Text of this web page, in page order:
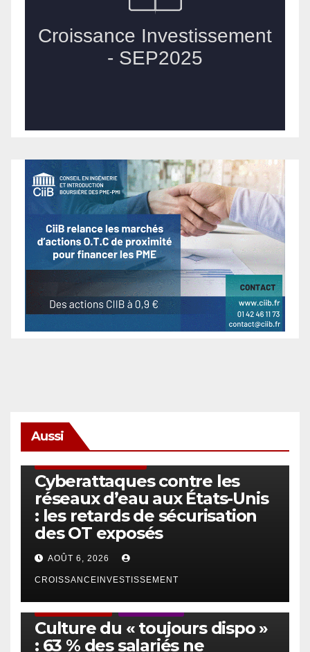
Aussi
Cyberattaques contre les
réseaux d’eau aux États-Unis
: les retards de sécurisation
des OT exposés
AOÛT 6, 2026
CROISSANCEINVESTISSEMENT
Culture du « toujours dispo »
: 63 % des salariés ne